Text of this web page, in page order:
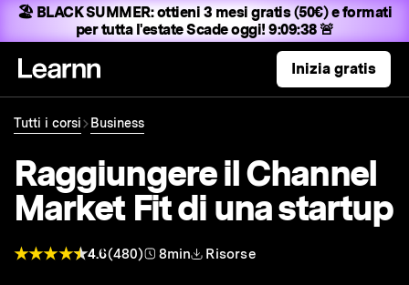
🏖️ BLACK SUMMER:ottieni 3 mesi gratis (50€) e formati
per tutta l'estateScade oggi! 9:09:37 🚨
Inizia gratis
Tutti i corsi Business
Raggiungere il Channel
Market Fit di una startup
4.6(480) 8min Risorse